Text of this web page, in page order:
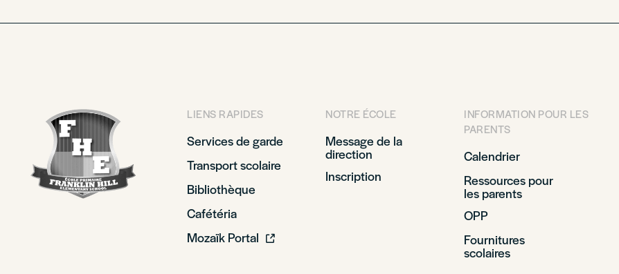
LIENS RAPIDES
Services de garde
Transport scolaire
Bibliothèque
Cafétéria
Mozaïk Portal
NOTRE ÉCOLE
Message de la
direction
Inscription
INFORMATION POUR LES
PARENTS
Calendrier
Ressources pour
les parents
OPP
Fournitures
scolaires